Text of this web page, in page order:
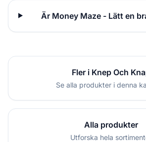
Är Money Maze - Lätt en
Fler i Knep Och
Se alla produkter i denna
Alla produkter
Utforska hela